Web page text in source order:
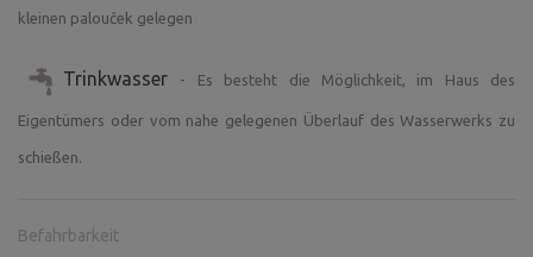
kleinen palouček gelegen
Trinkwasser - Es besteht die Möglichkeit, im Haus des
Eigentümers oder vom nahe gelegenen Überlauf des Wasserwerks zu
schießen.
Befahrbarkeit